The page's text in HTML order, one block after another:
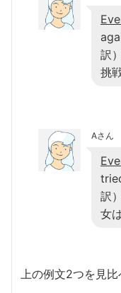
訳
挑
Aさん
訳
女
上の例文2つを見